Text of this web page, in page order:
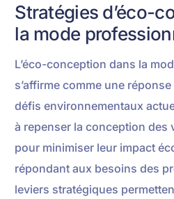
Stratégies d’éco-
la mode
L’éco-conception dans la
s’affirme comme une
défis environnementaux
à repenser la conception des
pour minimiser leur impact
répondant aux besoins des
leviers stratégiques